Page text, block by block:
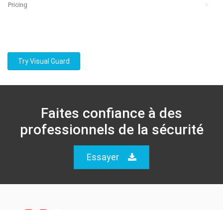
Pricing
Try Visual Guard
Faites confiance à des
professionnels de la sécurité
Essayer